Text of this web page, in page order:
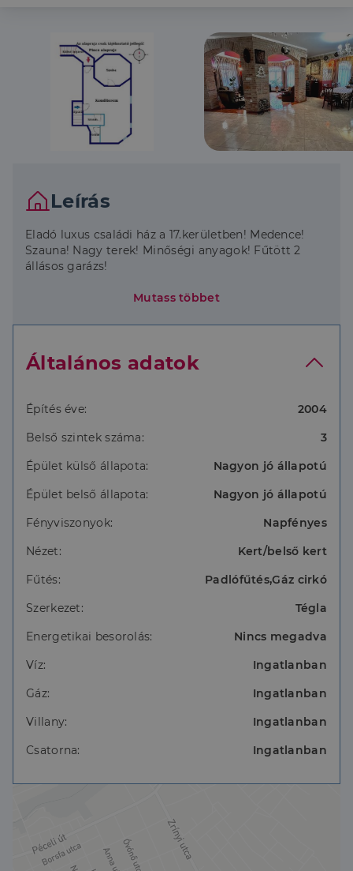
Leírás
Eladó luxus családi ház a 17.kerületben! Medence!
Szauna! Nagy terek! Minőségi anyagok! Fűtött 2
állásos garázs!
Az ingatlan egy 903nm-es parkosított telken
épület.
ahol 3 hálószoba, hatalmas nappali konyha-étkező, 2
kétállásos fűtött garázs is helyet kapott.
Fűtése padlófűtéssel megoldott radiátoros
Mediterrán olasz hullámcserép
Egyedileg gyártatott ráccsal védett, hang és
hőszigetelt fa nyílászárók.
4 méternél nagyobb elektromos fa garázsajtó.
Lehetőség további szobák kialakítására
Ajánlom azok számára akinek fontos a
megbízhatóság és a kényelem.
További információkért várom hívását a hét bármely
Mutass többet
Általános adatok
Építés éve:
2004
Belső szintek száma:
3
Épület külső állapota:
Nagyon jó állapotú
Épület belső állapota:
Nagyon jó állapotú
Fényviszonyok:
Napfényes
Nézet:
Kert/belső kert
Fűtés:
Padlófűtés,Gáz cirkó
Szerkezet:
Tégla
Energetikai besorolás:
Nincs megadva
Víz:
Ingatlanban
Gáz:
Ingatlanban
Villany:
Ingatlanban
Csatorna:
Ingatlanban